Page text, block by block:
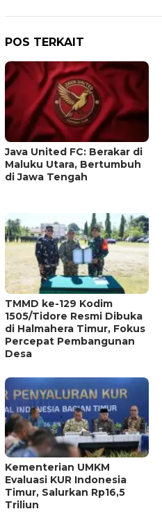
POS TERKAIT
Java United FC: Berakar di
Maluku Utara, Bertumbuh
di Jawa Tengah
TMMD ke-129 Kodim
1505/Tidore Resmi Dibuka
di Halmahera Timur, Fokus
Percepat Pembangunan
Desa
Kementerian UMKM
Evaluasi KUR Indonesia
Timur, Salurkan Rp16,5
Triliun